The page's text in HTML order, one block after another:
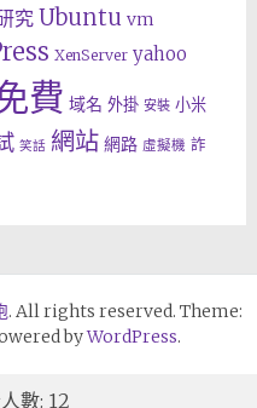
究 Ubuntu vm
XenServer yahoo
費 域名 外掛 安裝 小米
笑話 網站 網路 虛擬機 詐
. All rights reserved. Theme:
byWordPress.
數: 12